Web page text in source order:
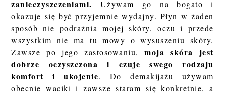
zanieczyszczeniami. Używam go na bogato i
okazuje się być przyjemnie wydajny. Płyn w żaden
sposób nie podrażnia mojej skóry, oczu i przede
wszystkim nie ma tu mowy o wysuszeniu skóry.
Zawsze po jego zastosowaniu,moja skóra jest
dobrze oczyszczona i czuje swego rodzaju
komfort i ukojenie. Do demakijażu używam
obecnie waciki i zawsze staram się konkretnie, a